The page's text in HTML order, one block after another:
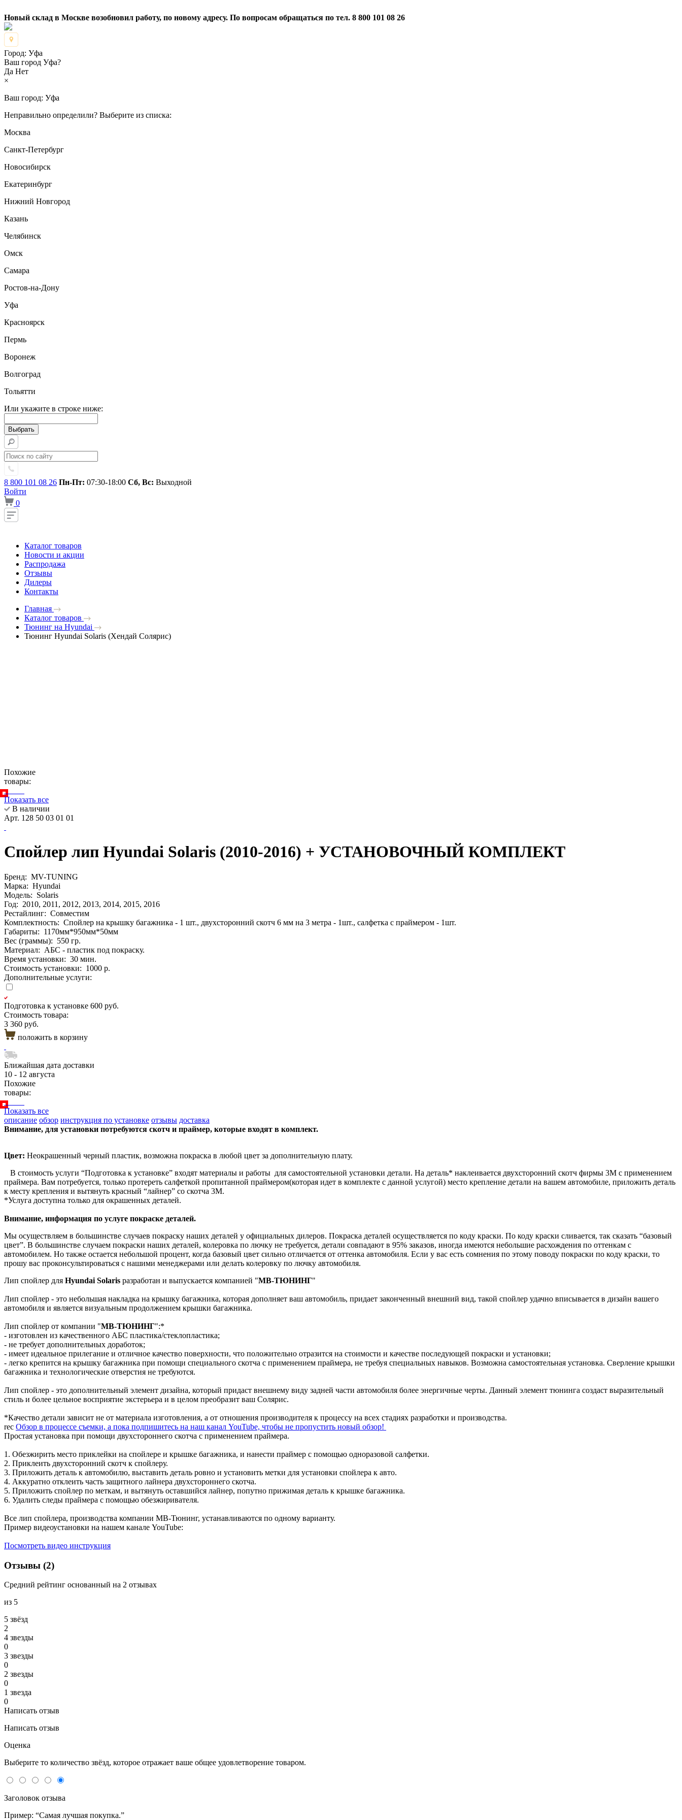
Новый склад в Москве возобновил работу, по новому адресу. По вопросам обращаться по тел. 8 800 101 08 26
Город: Уфа
Ваш город Уфа?
Да Нет
×
Ваш город: Уфа
Неправильно определили? Выберите из списка:
Москва
Санкт-Петербург
Новосибирск
Екатеринбург
Нижний Новгород
Казань
Челябинск
Омск
Самара
Ростов-на-Дону
Уфа
Красноярск
Пермь
Воронеж
Волгоград
Тольятти
Или укажите в строке ниже:
8 800 101 08 26 Пн-Пт: 07:30-18:00 Сб, Вс: Выходной
Войти
0
Каталог товаров
Новости и акции
Распродажа
Отзывы
Дилеры
Контакты
Главная
Каталог товаров
Тюнинг на Hyundai
Тюнинг Hyundai Solaris (Хендай Солярис)
Похожие
товары:
Показать все
В наличии
Арт. 128 50 03 01 01
Спойлер лип Hyundai Solaris (2010-2016) + УСТАНОВОЧНЫЙ КОМПЛЕКТ
Бренд: MV-TUNING
Марка: Hyundai
Модель: Solaris
Год: 2010, 2011, 2012, 2013, 2014, 2015, 2016
Рестайлинг: Совместим
Комплектность: Спойлер на крышку багажника - 1 шт., двухсторонний скотч 6 мм на 3 метра - 1шт., салфетка с праймером - 1шт.
Габариты: 1170мм*950мм*50мм
Вес (граммы): 550 гр.
Материал: АБС - пластик под покраску.
Время установки: 30 мин.
Стоимость установки: 1000 р.
Дополнительные услуги:
Подготовка к установке 600 руб.
Стоимость товара:
3 360 руб.
положить в корзину
Ближайшая дата доставки
10 - 12 августа
Похожие
товары:
Показать все
описание обзор инструкция по установке отзывы доставка
Внимание, для установки потребуются скотч и праймер, которые входят в комплект.
Цвет: Неокрашенный черный пластик, возможна покраска в любой цвет за дополнительную плату.
В стоимость услуги “Подготовка к установке” входят материалы и работы для самостоятельной установки детали. На деталь* наклеивается двухсторонний скотч фирмы 3М с применением
праймера. Вам потребуется, только протереть салфеткой пропитанной праймером(которая идет в комплекте с данной услугой) место крепление детали на вашем автомобиле, приложить деталь
к месту крепления и вытянуть красный “лайнер” со скотча 3М.
*Услуга доступна только для окрашенных деталей.
Внимание, информация по услуге покраске деталей.
Мы осуществляем в большинстве случаев покраску наших деталей у официальных дилеров. Покраска деталей осуществляется по коду краски. По коду краски сливается, так сказать “базовый
цвет”. В большинстве случаем покраски наших деталей, колеровка по лючку не требуется, детали совпадают в 95% заказов, иногда имеются небольшие расхождения по оттенкам с
автомобилем. Но также остается небольшой процент, когда базовый цвет сильно отличается от оттенка автомобиля. Если у вас есть сомнения по этому поводу покраски по коду краски, то
прошу вас проконсультироваться с нашими менеджерами или делать колеровку по лючку автомобиля.
Лип спойлер для Hyundai Solaris разработан и выпускается компанией "МВ-ТЮНИНГ"
Лип спойлер - это небольшая накладка на крышку багажника, которая дополняет ваш автомобиль, придает законченный внешний вид, такой спойлер удачно вписывается в дизайн вашего
автомобиля и является визуальным продолжением крышки багажника.
Лип спойлер от компании "МВ-ТЮНИНГ":*
- изготовлен из качественного АБС пластика/стеклопластика;
- не требует дополнительных доработок;
- имеет идеальное прилегание и отличное качество поверхности, что положительно отразится на стоимости и качестве последующей покраски и установки;
- легко крепится на крышку багажника при помощи специального скотча с применением праймера, не требуя специальных навыков. Возможна самостоятельная установка. Сверление крышки
багажника и технологические отверстия не требуются.
Лип спойлер - это дополнительный элемент дизайна, который придаст внешнему виду задней части автомобиля более энергичные черты. Данный элемент тюнинга создаст выразительный
стиль и более цельное восприятие экстерьера и в целом преобразит ваш Солярис.
*Качество детали зависит не от материала изготовления, а от отношения производителя к процессу на всех стадиях разработки и производства.
rec Обзор в процессе съемки, а пока подпишитесь на наш канал YouTube, чтобы не пропустить новый обзор!
Простая установка при помощи двухстороннего скотча с применением праймера.
1. Обезжирить место приклейки на спойлере и крышке багажника, и нанести праймер с помощью одноразовой салфетки.
2. Приклеить двухсторонний скотч к спойлеру.
3. Приложить деталь к автомобилю, выставить деталь ровно и установить метки для установки спойлера к авто.
4. Аккуратно отклеить часть защитного лайнера двухстороннего скотча.
5. Приложить спойлер по меткам, и вытянуть оставшийся лайнер, попутно прижимая деталь к крышке багажника.
6. Удалить следы праймера с помощью обезжиривателя.
Все лип спойлера, производства компании МВ-Тюнинг, устанавливаются по одному варианту.
Пример видеоустановки на нашем канале YouTube:
Посмотреть видео инструкция
Отзывы (2)
Средний рейтинг основанный на 2 отзывах
из 5
5 звёзд
2
4 звeзды
0
3 звeзды
0
2 звeзды
0
1 звeзда
0
Написать отзыв
Написать отзыв
Оценка
Выберите то количество звёзд, которое отражает ваше общее удовлетворение товаром.
Заголовок отзыва
Пример: “Самая лучшая покупка.”